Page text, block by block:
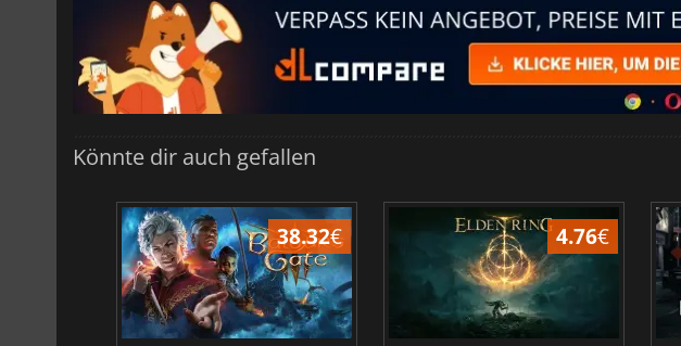
Könnte dir auch gefallen
38.32€ 4.76€